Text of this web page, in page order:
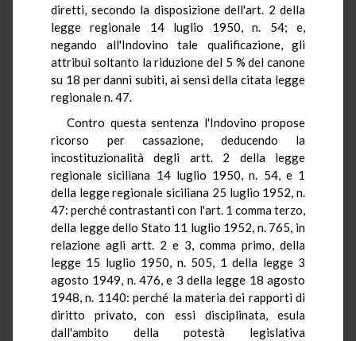
diretti, secondo la disposizione dell'art. 2 della
legge regionale 14 luglio 1950, n. 54; e,
negando all'Indovino tale qualificazione, gli
attribuì soltanto la riduzione del 5 % del canone
su 18 per danni subiti, ai sensi della citata legge
regionale n. 47.
Contro questa sentenza l'Indovino propose
ricorso per cassazione, deducendo la
incostituzionalità degli artt. 2 della legge
regionale siciliana 14 luglio 1950, n. 54, e 1
della legge regionale siciliana 25 luglio 1952, n.
47: perché contrastanti con l'art. 1 comma terzo,
della legge dello Stato 11 luglio 1952, n. 765, in
relazione agli artt. 2 e 3, comma primo, della
legge 15 luglio 1950, n. 505, 1 della legge 3
agosto 1949, n. 476, e 3 della legge 18 agosto
1948, n. 1140: perché la materia dei rapporti di
diritto privato, con essi disciplinata, esula
dall'ambito della potestà legislativa